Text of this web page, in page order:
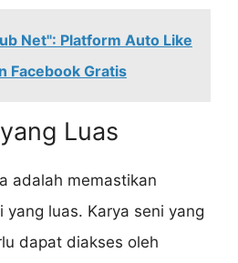
Net": Platform Auto Like
Facebook Gratis
Luas
adalah memastikan
luas. Karya seni yang
dapat diakses oleh